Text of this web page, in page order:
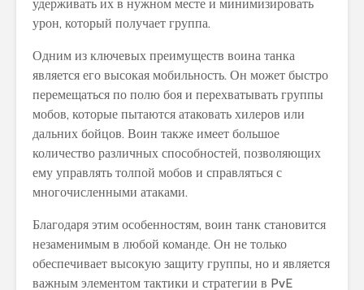
удерживать их в нужном месте и минимизировать
урон, который получает группа.
Одним из ключевых преимуществ воина танка
является его высокая мобильность. Он может быстро
перемещаться по полю боя и перехватывать группы
мобов, которые пытаются атаковать хилеров или
дальних бойцов. Воин также имеет большое
количество различных способностей, позволяющих
ему управлять толпой мобов и справляться с
многочисленными атаками.
Благодаря этим особенностям, воин танк становится
незаменимым в любой команде. Он не только
обеспечивает высокую защиту группы, но и является
важным элементом тактики и стратегии в PvE